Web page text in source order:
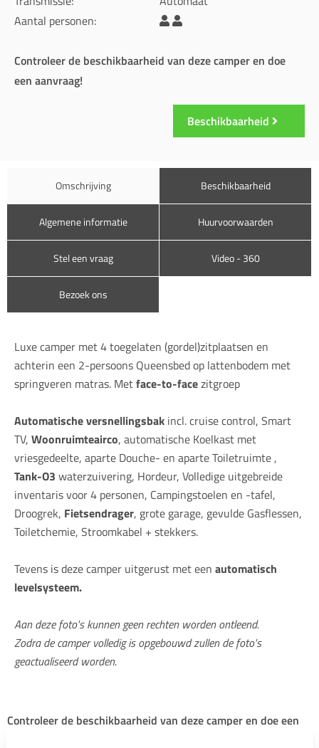
Aantal personen:
Controleer de beschikbaarheid van deze camper en doe
een aanvraag!
Beschikbaarheid
Omschrijving Beschikbaarheid
Algemene informatie Huurvoorwaarden
Stel een vraag Video - 360
Bezoek ons
Luxe camper met 4 toegelaten (gordel)zitplaatsen en
achterin een 2-persoons Queensbed op lattenbodem met
springveren matras. Metface-to-facezitgroep
Automatische versnellingsbak incl. cruise control, Smart
TV, Woonruimteairco, automatische Koelkast met
vriesgedeelte, aparte Douche- en aparte Toiletruimte ,
Tank-O3 waterzuivering, Hordeur, Volledige uitgebreide
inventaris voor 4 personen, Campingstoelen en -tafel,
Droogrek, Fietsendrager, grote garage, gevulde Gasflessen,
Toiletchemie, Stroomkabel + stekkers.
Tevens is deze camper uitgerust met een automatisch
levelsysteem.
Aan deze foto's kunnen geen rechten worden ontleend.
Zodra de camper volledig is opgebouwd zullen de foto's
geactualiseerd worden.
Controleer de beschikbaarheid van deze camper en doe een